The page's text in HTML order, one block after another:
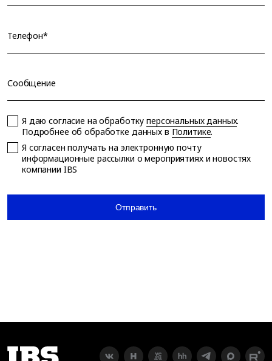
Телефон*
Сообщение
Я даю согласие на обработкуперсональных данных.
Подробнее об обработке данных в Политике.
Я согласен получать на электронную почту
информационные рассылки о мероприятиях и новостях
компании IBS
Отправить